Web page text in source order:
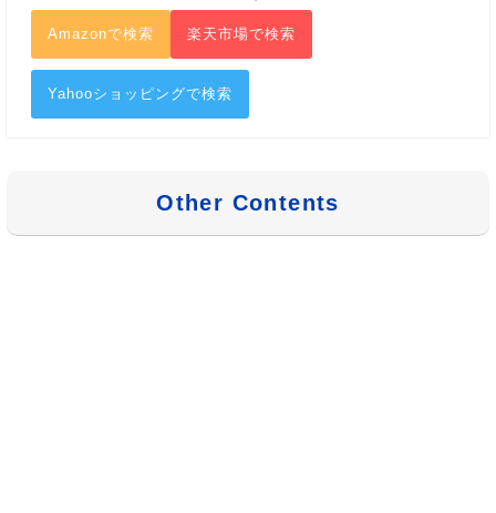
Amazonで検索 楽天市場で検索
Yahooショッピングで検索
Other Contents